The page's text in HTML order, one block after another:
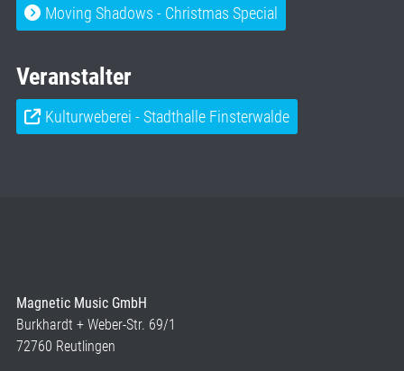
Moving Shadows - Christmas Special
Veranstalter
Kulturweberei - Stadthalle Finsterwalde
Magnetic Music GmbH
Burkhardt + Weber-Str. 69/1
72760 Reutlingen